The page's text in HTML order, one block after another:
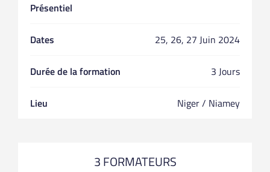
Présentiel
Dates 25, 26, 27 Juin 2024
Durée de la formation 3 Jours
Lieu Niger / Niamey
3 FORMATEURS